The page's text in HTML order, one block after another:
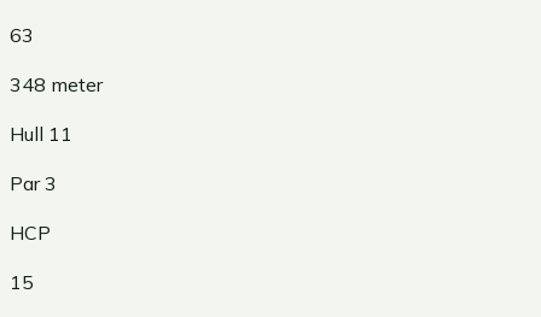
63
348 meter
Hull 11
Par3
HCP
15